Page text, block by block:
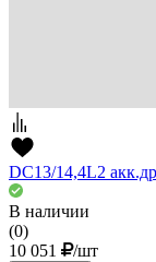
DC13/14,4L2
В наличии
(0)
10 051
/шт